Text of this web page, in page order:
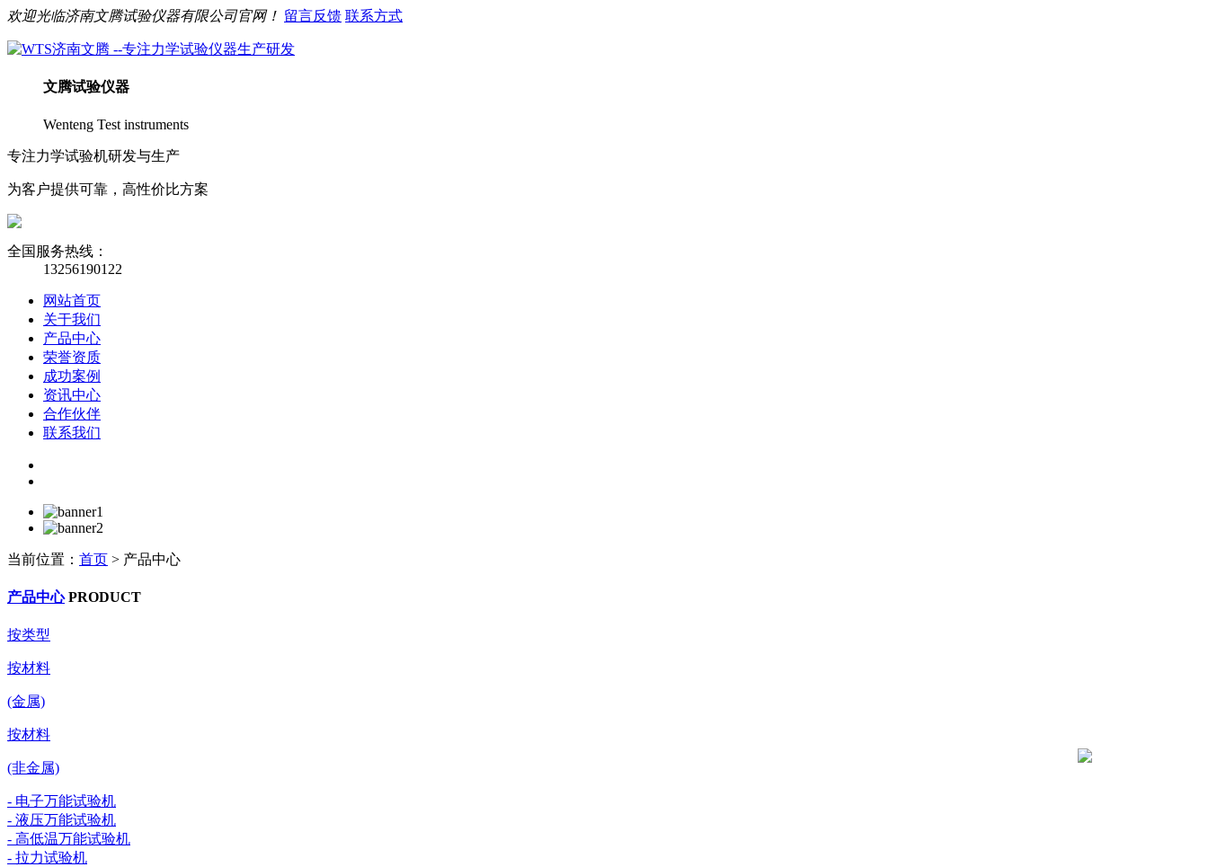
欢迎光临济南文腾试验仪器有限公司官网！ 留言反馈 联系方式
文腾试验仪器
Wenteng Test instruments
专注力学试验机研发与生产
为客户提供可靠，高性价比方案
全国服务热线：
13256190122
网站首页
关于我们
产品中心
荣誉资质
成功案例
资讯中心
合作伙伴
联系我们
当前位置： 首页 > 产品中心
产品中心 PRODUCT
按类型
按材料
(金属)
按材料
(非金属)
- 电子万能试验机
- 液压万能试验机
- 高低温万能试验机
- 拉力试验机